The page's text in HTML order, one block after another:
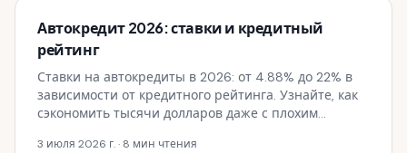
Автокредит 2026: ставки и кредитный
рейтинг
Ставки на автокредиты в 2026: от 4.88% до 22% в
зависимости от кредитного рейтинга. Узнайте, как
сэкономить тысячи долларов даже с плохим
3 июля 2026 г.· 8 мин чтения